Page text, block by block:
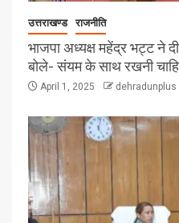
उत्तराखण्ड राजनीति
भाजपा अध्यक्ष महेंद्र भट्ट ने
बोले- संयम के साथ रखनी
April 1, 2025 dehradunplus